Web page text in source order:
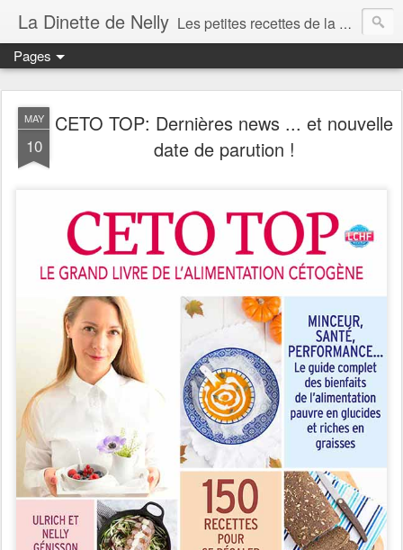
La Dinette de Nelly Les petites recettes de la dinette de Nelly. Des recettes simples, généreuses et gourmandes pour tous les jours c'est tout ça la dinette !
Pages
MAY
10
CETO TOP: Dernières news ... et nouvelle
date de parution !